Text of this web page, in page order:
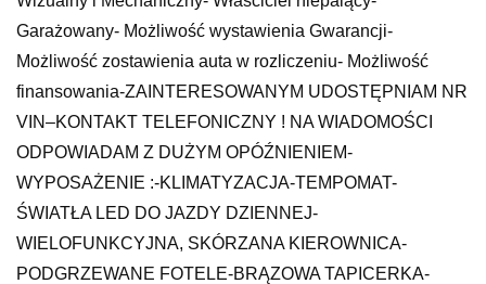
Garażowany- Możliwość wystawienia Gwarancji-
Możliwość zostawienia auta w rozliczeniu- Możliwość
finansowania-ZAINTERESOWANYM UDOSTĘPNIAM NR
VIN–KONTAKT TELEFONICZNY ! NA WIADOMOŚCI
ODPOWIADAM Z DUŻYM OPÓŹNIENIEM-
WYPOSAŻENIE :-KLIMATYZACJA-TEMPOMAT-
ŚWIATŁA LED DO JAZDY DZIENNEJ-
WIELOFUNKCYJNA, SKÓRZANA KIEROWNICA-
PODGRZEWANE FOTELE-BRĄZOWA TAPICERKA-